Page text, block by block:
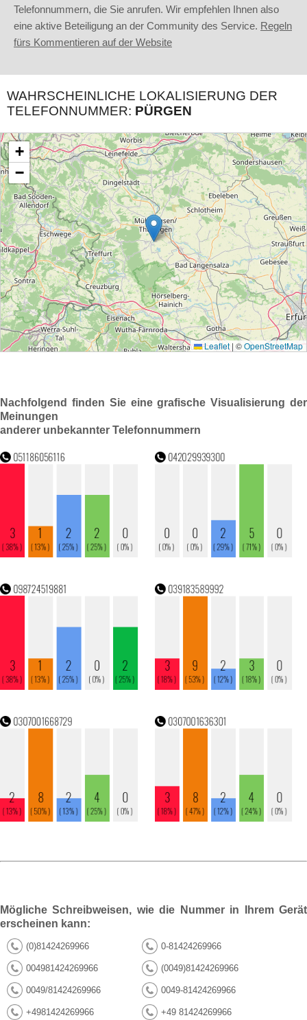
Telefonnummern, die Sie anrufen. Wir empfehlen Ihnen also
eine aktive Beteiligung an der Community des Service. Regeln
fürs Kommentieren auf der Website
WAHRSCHEINLICHE LOKALISIERUNG DER
TELEFONNUMMER: PÜRGEN
Nachfolgend finden Sie eine grafische Visualisierung der
Meinungen
anderer unbekannter Telefonnummern
Mögliche Schreibweisen, wie die Nummer in Ihrem Gerät
erscheinen kann:
(0)81424269966 0-81424269966
004981424269966 (0049)81424269966
0049/81424269966 0049-81424269966
+4981424269966 +49 81424269966